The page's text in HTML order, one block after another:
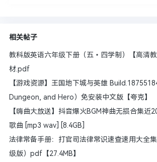
相关帖子
教科版英语六年级下册（五•四学制）【高清
材.pdf
【游戏资源】王国地下城与英雄
Dungeon, and Hero）免安装中文版【夸克】
【嗨曲大放送】抖音爆火BGM神曲无损合集近
歌曲 [mp3 wav] [8.4GB]
法律常备手册：打官司法律常识速查速用大全
级版）pdf【27.4MB】